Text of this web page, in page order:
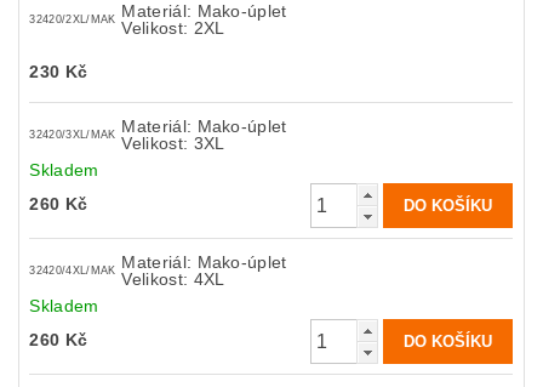
32420/2XL/MAK Materiál: Mako-úplet
Velikost: 2XL
230 Kč
32420/3XL/MAK Materiál: Mako-úplet
Velikost: 3XL
Skladem
260 Kč
32420/4XL/MAK Materiál: Mako-úplet
Velikost: 4XL
Skladem
260 Kč